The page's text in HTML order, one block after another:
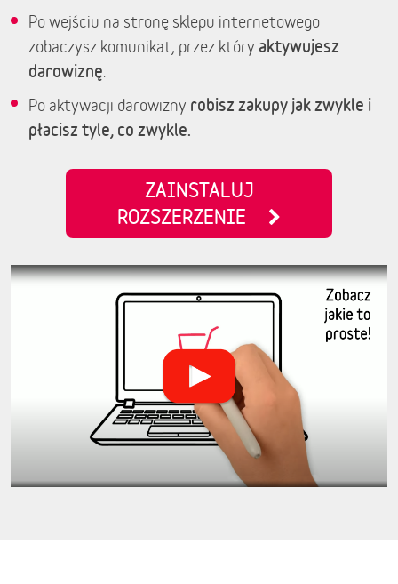
Po wejściu na stronę sklepu internetowego
zobaczysz komunikat, przez który aktywujesz
darowiznę
Po aktywacji darowizny robisz zakupy jak zwykle i
płacisz tyle, co zwykle.
ZAINSTALUJ
ROZSZERZENIE